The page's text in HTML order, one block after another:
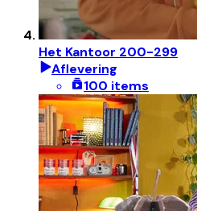
Het Kantoor 200-299
Aflevering
100 items